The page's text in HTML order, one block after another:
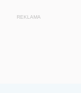
REKLAMA